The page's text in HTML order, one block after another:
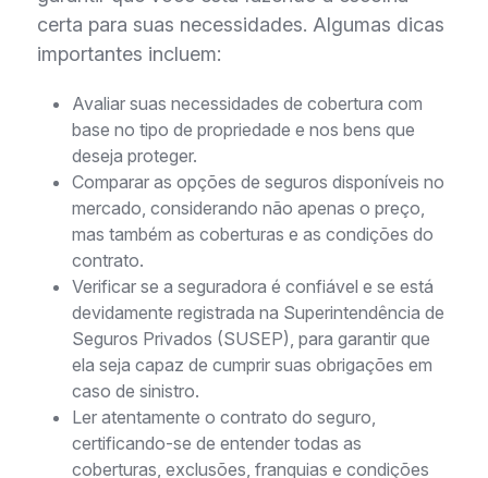
certa para suas necessidades. Algumas dicas
importantes incluem:
Avaliar suas necessidades de cobertura com
base no tipo de propriedade e nos bens que
deseja proteger.
Comparar as opções de seguros disponíveis no
mercado, considerando não apenas o preço,
mas também as coberturas e as condições do
contrato.
Verificar se a seguradora é confiável e se está
devidamente registrada na Superintendência de
Seguros Privados (SUSEP), para garantir que
ela seja capaz de cumprir suas obrigações em
caso de sinistro.
Ler atentamente o contrato do seguro,
certificando-se de entender todas as
coberturas, exclusões, franquias e condições